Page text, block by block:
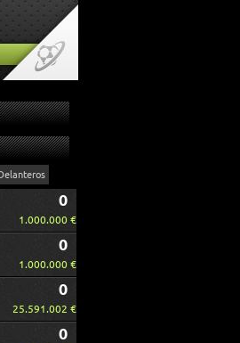
0
1.000.000 €
0
1.000.000 €
0
25.591.002 €
0